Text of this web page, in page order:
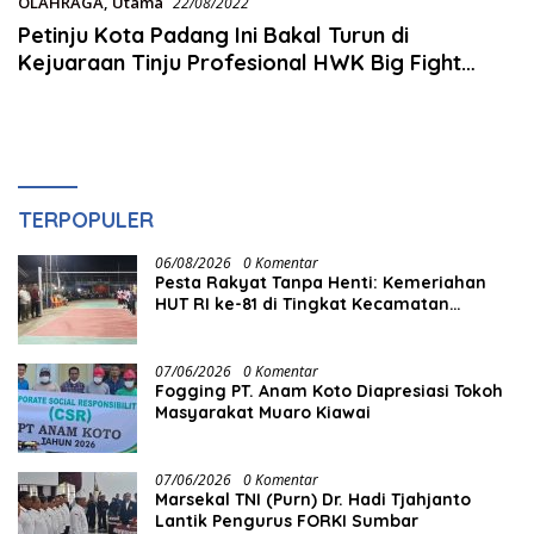
Petinju Kota Padang Ini Bakal Turun di
Kejuaraan Tinju Profesional HWK Big Fight
TERPOPULER
06/08/2026 0 Komentar
Pesta Rakyat Tanpa Henti: Kemeriahan
HUT RI ke-81 di Tingkat Kecamatan
07/06/2026 0 Komentar
Fogging PT. Anam Koto Diapresiasi Tokoh
07/06/2026 0 Komentar
Marsekal TNI (Purn) Dr. Hadi Tjahjanto
Lantik Pengurus FORKI Sumbar